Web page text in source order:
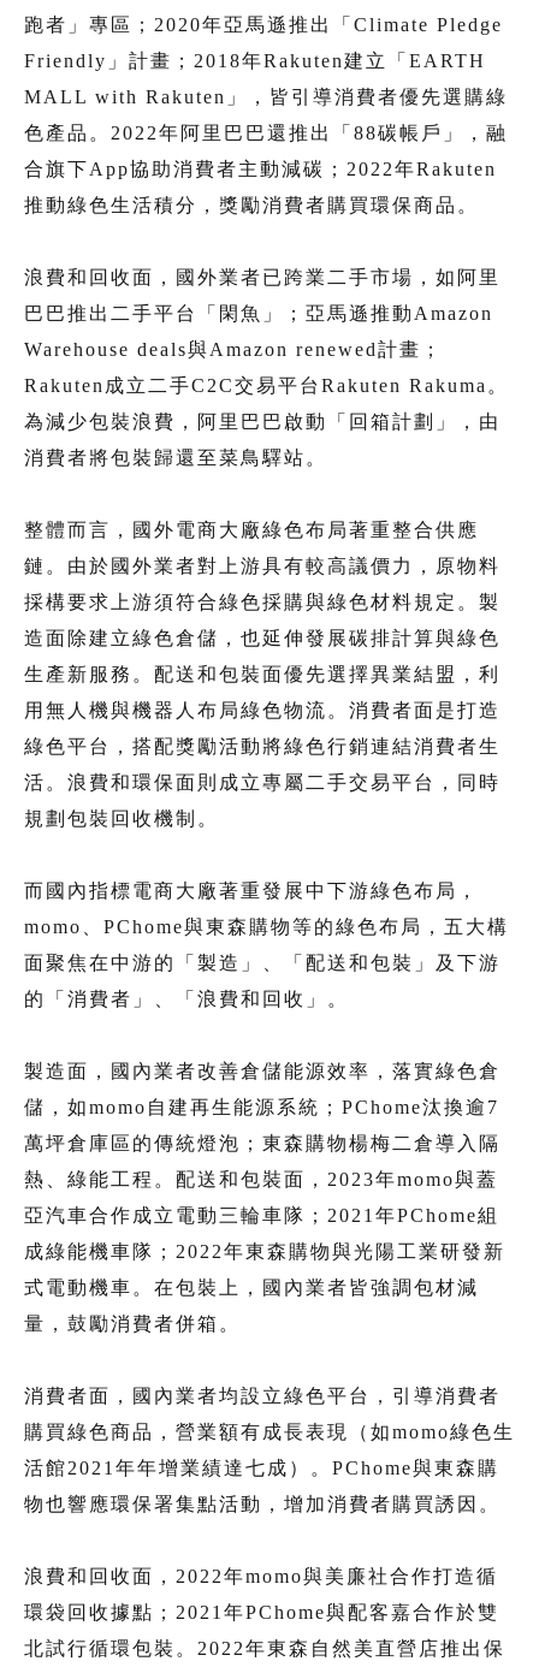
跑者」專區；2020年亞馬遜推出「Climate Pledge
Friendly」計畫；2018年Rakuten建立「EARTH
MALL with Rakuten」，皆引導消費者優先選購綠
色產品。2022年阿里巴巴還推出「88碳帳戶」，融
合旗下App協助消費者主動減碳；2022年Rakuten
推動綠色生活積分，獎勵消費者購買環保商品。
浪費和回收面，國外業者已跨業二手市場，如阿里
巴巴推出二手平台「閑魚」；亞馬遜推動Amazon
Warehouse deals與Amazon renewed計畫；
Rakuten成立二手C2C交易平台Rakuten Rakuma。
為減少包裝浪費，阿里巴巴啟動「回箱計劃」，由
消費者將包裝歸還至菜鳥驛站。
整體而言，國外電商大廠綠色布局著重整合供應
鏈。由於國外業者對上游具有較高議價力，原物料
採構要求上游須符合綠色採購與綠色材料規定。製
造面除建立綠色倉儲，也延伸發展碳排計算與綠色
生產新服務。配送和包裝面優先選擇異業結盟，利
用無人機與機器人布局綠色物流。消費者面是打造
綠色平台，搭配獎勵活動將綠色行銷連結消費者生
活。浪費和環保面則成立專屬二手交易平台，同時
規劃包裝回收機制。
而國內指標電商大廠著重發展中下游綠色布局，
momo、PChome與東森購物等的綠色布局，五大構
面聚焦在中游的「製造」、「配送和包裝」及下游
的「消費者」、「浪費和回收」。
製造面，國內業者改善倉儲能源效率，落實綠色倉
儲，如momo自建再生能源系統；PChome汰換逾7
萬坪倉庫區的傳統燈泡；東森購物楊梅二倉導入隔
熱、綠能工程。配送和包裝面，2023年momo與蓋
亞汽車合作成立電動三輪車隊；2021年PChome組
成綠能機車隊；2022年東森購物與光陽工業研發新
式電動機車。在包裝上，國內業者皆強調包材減
量，鼓勵消費者併箱。
消費者面，國內業者均設立綠色平台，引導消費者
購買綠色商品，營業額有成長表現（如momo綠色生
活館2021年年增業績達七成）。PChome與東森購
物也響應環保署集點活動，增加消費者購買誘因。
浪費和回收面，2022年momo與美廉社合作打造循
環袋回收據點；2021年PChome與配客嘉合作於雙
北試行循環包裝。2022年東森自然美直營店推出保